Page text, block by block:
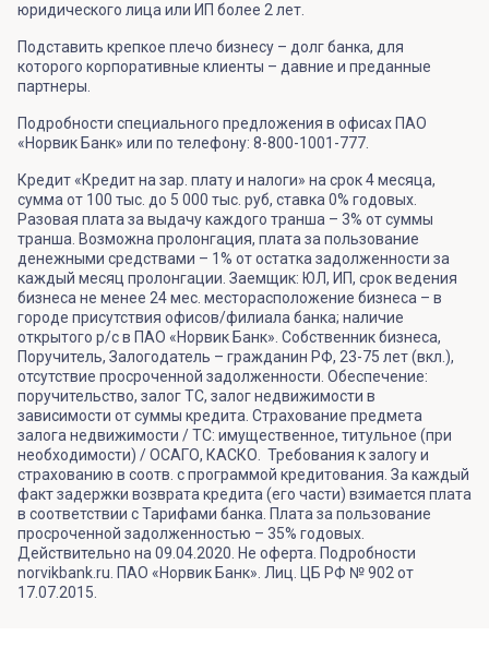
юридического лица или ИП более 2 лет.
Подставить крепкое плечо бизнесу – долг банка, для
которого корпоративные клиенты – давние и преданные
партнеры.
Подробности специального предложения в офисах ПАО
«Норвик Банк» или по телефону: 8-800-1001-777.
Кредит «Кредит на зар. плату и налоги» на срок 4 месяца,
сумма от 100 тыс. до 5 000 тыс. руб, ставка 0% годовых.
Разовая плата за выдачу каждого транша – 3% от суммы
транша. Возможна пролонгация, плата за пользование
денежными средствами – 1% от остатка задолженности за
каждый месяц пролонгации. Заемщик: ЮЛ, ИП, срок ведения
бизнеса не менее 24 мес. месторасположение бизнеса – в
городе присутствия офисов/филиала банка; наличие
открытого р/с в ПАО «Норвик Банк». Собственник бизнеса,
Поручитель, Залогодатель – гражданин РФ, 23-75 лет (вкл.),
отсутствие просроченной задолженности. Обеспечение:
поручительство, залог ТС, залог недвижимости в
зависимости от суммы кредита. Страхование предмета
залога недвижимости / ТС: имущественное, титульное (при
необходимости) / ОСАГО, КАСКО. Требования к залогу и
страхованию в соотв. с программой кредитования. За каждый
факт задержки возврата кредита (его части) взимается плата
в соответствии с Тарифами банка. Плата за пользование
просроченной задолженностью – 35% годовых.
Действительно на 09.04.2020. Не оферта. Подробности
norvikbank.ru. ПАО «Норвик Банк». Лиц. ЦБ РФ № 902 от
17.07.2015.